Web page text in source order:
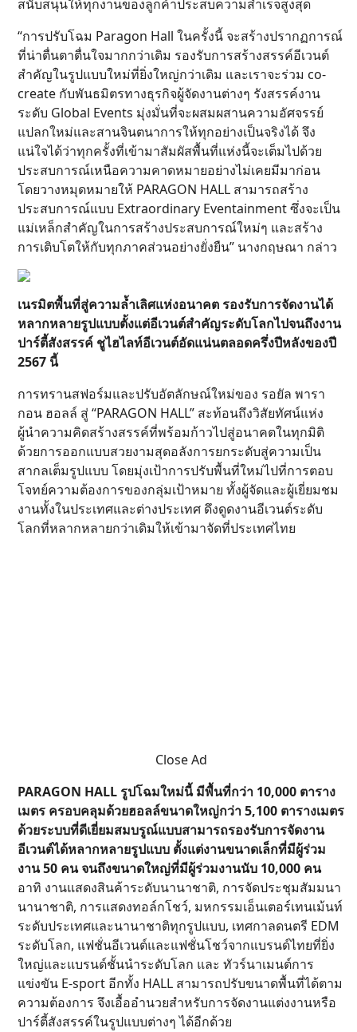
สนับสนุนให้ทุกงานของลูกค้าประสบความสำเร็จสูงสุด
“การปรับโฉม Paragon Hall ในครั้งนี้ จะสร้างปรากฏการณ์
ที่น่าตื่นตาตื่นใจมากกว่าเดิม รองรับการสร้างสรรค์อีเวนต์
สำคัญในรูปแบบใหม่ที่ยิ่งใหญ่กว่าเดิม และเราจะร่วม co-
create กับพันธมิตรทางธุรกิจผู้จัดงานต่างๆ รังสรรค์งาน
ระดับ Global Events มุ่งมั่นที่จะผสมผสานความอัศจรรย์
แปลกใหม่และสานจินตนาการให้ทุกอย่างเป็นจริงได้ จึง
แน่ใจได้ว่าทุกครั้งที่เข้ามาสัมผัสพื้นที่แห่งนี้จะเต็มไปด้วย
ประสบการณ์เหนือความคาดหมายอย่างไม่เคยมีมาก่อน
โดยวางหมุดหมายให้ PARAGON HALL สามารถสร้าง
ประสบการณ์แบบ Extraordinary Eventainment ซึ่งจะเป็น
แม่เหล็กสำคัญในการสร้างประสบการณ์ใหม่ๆ และสร้าง
การเติบโตให้กับทุกภาคส่วนอย่างยั่งยืน” นางกฤษณา กล่าว
เนรมิตพื้นที่สู่ความล้ำเลิศแห่งอนาคต รองรับการจัดงานได้
หลากหลายรูปแบบตั้งแต่อีเวนต์สำคัญระดับโลกไปจนถึงงาน
ปาร์ตี้สังสรรค์ ชูไฮไลท์อีเวนต์อัดแน่นตลอดครึ่งปีหลังของปี
2567 นี้
การทรานสฟอร์มและปรับอัตลักษณ์ใหม่ของ รอยัล พารา
กอน ฮอลล์ สู่ “PARAGON HALL” สะท้อนถึงวิสัยทัศน์แห่ง
ผู้นำความคิดสร้างสรรค์ที่พร้อมก้าวไปสู่อนาคตในทุกมิติ
ด้วยการออกแบบสวยงามสุดอลังการยกระดับสู่ความเป็น
สากลเต็มรูปแบบ โดยมุ่งเป้าการปรับพื้นที่ใหม่ไปที่การตอบ
โจทย์ความต้องการของกลุ่มเป้าหมาย ทั้งผู้จัดและผู้เยี่ยมชม
งานทั้งในประเทศและต่างประเทศ ดึงดูดงานอีเวนต์ระดับ
โลกที่หลากหลายกว่าเดิมให้เข้ามาจัดที่ประเทศไทย
Close Ad
PARAGON HALL รูปโฉมใหม่นี้ มีพื้นที่กว่า 10,000 ตาราง
เมตร ครอบคลุมด้วยฮอลล์ขนาดใหญ่กว่า 5,100 ตารางเมตร
ด้วยระบบที่ดีเยี่ยมสมบรูณ์แบบสามารถรองรับการจัดงาน
อีเวนต์ได้หลากหลายรูปแบบ ตั้งแต่งานขนาดเล็กที่มีผู้ร่วม
งาน 50 คน จนถึงขนาดใหญ่ที่มีผู้ร่วมงานนับ 10,000 คน
อาทิ งานแสดงสินค้าระดับนานาชาติ, การจัดประชุมสัมมนา
นานาชาติ, การแสดงทอล์กโชว์, มหกรรมเอ็นเตอร์เทนเม้นท์
ระดับประเทศและนานาชาติทุกรูปแบบ, เทศกาลดนตรี EDM
ระดับโลก, แฟชั่นอีเวนต์และแฟชั่นโชว์จากแบรนด์ไทยที่ยิ่ง
ใหญ่และแบรนด์ชั้นนำระดับโลก และ ทัวร์นาเมนต์การ
แข่งขัน E-sport อีกทั้ง HALL สามารถปรับขนาดพื้นที่ได้ตาม
ความต้องการ จึงเอื้ออำนวยสำหรับการจัดงานแต่งงานหรือ
ปาร์ตี้สังสรรค์ในรูปแบบต่างๆ ได้อีกด้วย